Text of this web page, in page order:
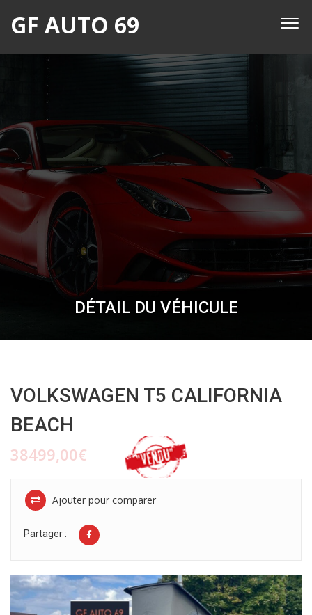
GF AUTO 69
DÉTAIL DU VÉHICULE
VOLKSWAGEN T5 CALIFORNIA
BEACH
38499,00€
Ajouter pour comparer
Partager :